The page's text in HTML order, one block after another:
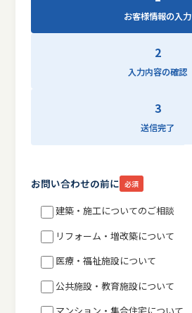
お客様情報の入力
2
入力内容の確認
3
送信完了
お問い合わせの前に 必須
建築・施工についてのご相談
リフォーム・増改築について
医療・福祉施設について
公共施設・教育施設について